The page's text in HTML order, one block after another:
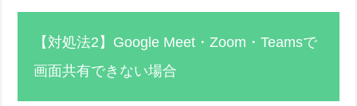
【対処法2】Google Meet・Zoom・Teamsで
画面共有できない場合